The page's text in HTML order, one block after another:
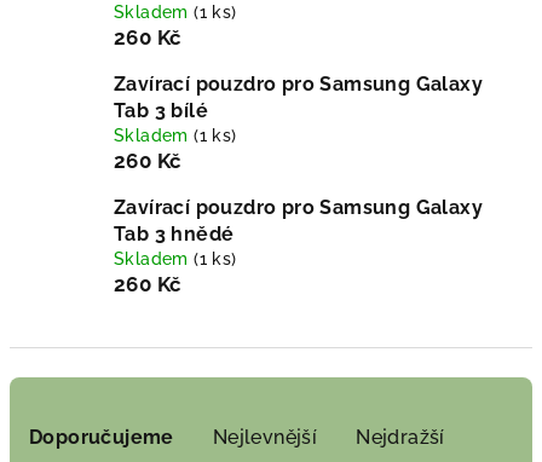
Skladem(1 ks)
260 Kč
Zavírací pouzdro pro Samsung Galaxy
Tab 3 bílé
Skladem(1 ks)
260 Kč
Zavírací pouzdro pro Samsung Galaxy
Tab 3 hnědé
Skladem(1 ks)
260 Kč
Doporučujeme Nejlevnější Nejdražší